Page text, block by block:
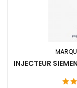
INJECTEUR